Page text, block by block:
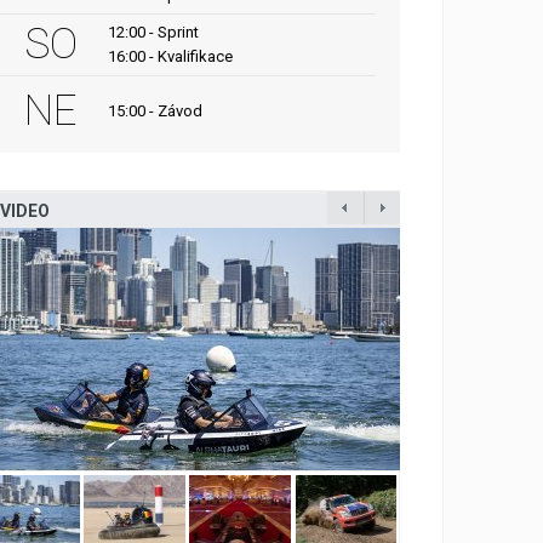
SO
12:00 - Sprint
16:00 - Kvalifikace
NE 15:00 - Závod
VIDEO